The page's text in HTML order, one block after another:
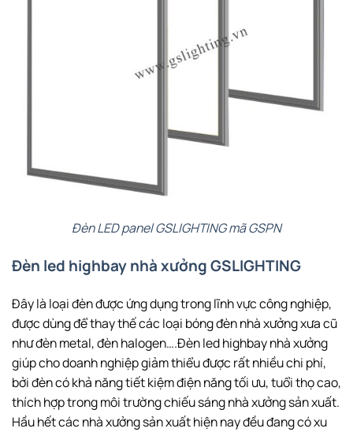
Đèn LED panel GSLIGHTING mã GSPN
Đèn led highbay nhà xưởng GSLIGHTING
Đây là loại đèn được ứng dụng trong lĩnh vực công nghiệp,
được dùng để thay thế các loại bóng đèn nhà xưởng xưa cũ
như đèn metal, đèn halogen….Đèn led highbay nhà xưởng
giúp cho doanh nghiệp giảm thiểu được rất nhiều chi phí,
bởi đèn có khả năng tiết kiệm điện năng tối ưu, tuổi thọ cao,
thích hợp trong môi trường chiếu sáng nhà xưởng sản xuất.
Hầu hết các nhà xưởng sản xuất hiện nay đều đang có xu